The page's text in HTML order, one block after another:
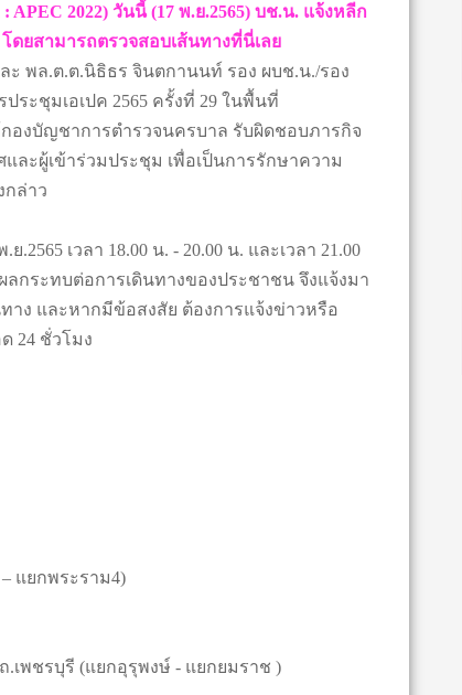
: APEC 2022) วันนี้ (17 พ.ย.2565) บช.น. แจ้งหลีก
ดยสามารถตรวจสอบเส้นทางที่นี่เลย
พล.ต.ต.นิธิธร จินตกานนท์ รอง ผบช.น./รอง
ระชุมเอเปค 2565 ครั้งที่ 29 ในพื้นที่
องบัญชาการตำรวจนครบาล รับผิดชอบภารกิจ
ละผู้เข้าร่วมประชุม เพื่อเป็นการรักษาความ
กล่าว
เวลา 18.00 น. - 20.00 น. และเวลา 21.00
ลกระทบต่อการเดินทางของประชาชน จึงแจ้งมา
าง และหากมีข้อสงสัย ต้องการแจ้งข่าวหรือ
24 ชั่วโมง
แยกพระราม4)
เพชรบุรี (แยกอุรุพงษ์ - แยกยมราช )